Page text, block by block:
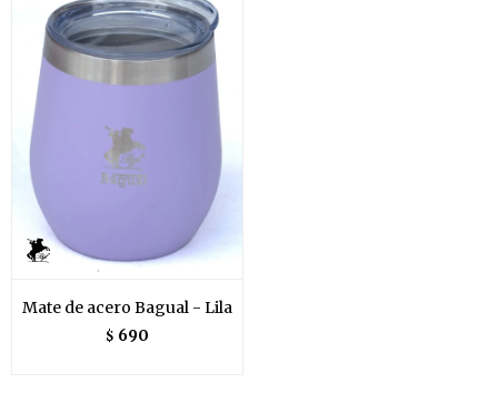
Mate de acero Bagual - Lila
$ 690